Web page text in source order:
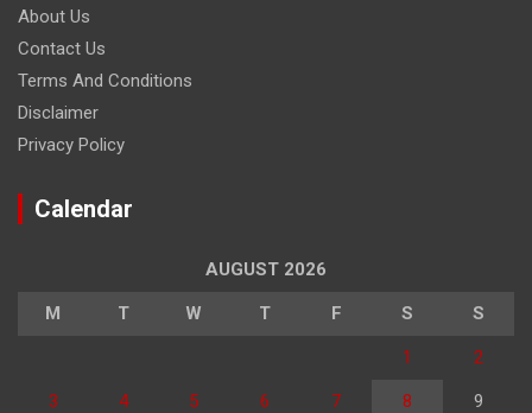
About Us
Contact Us
Terms And Conditions
Disclaimer
Privacy Policy
Calendar
AUGUST 2026
M T W T F S S
1 2
3 4 5 6 7 8 9